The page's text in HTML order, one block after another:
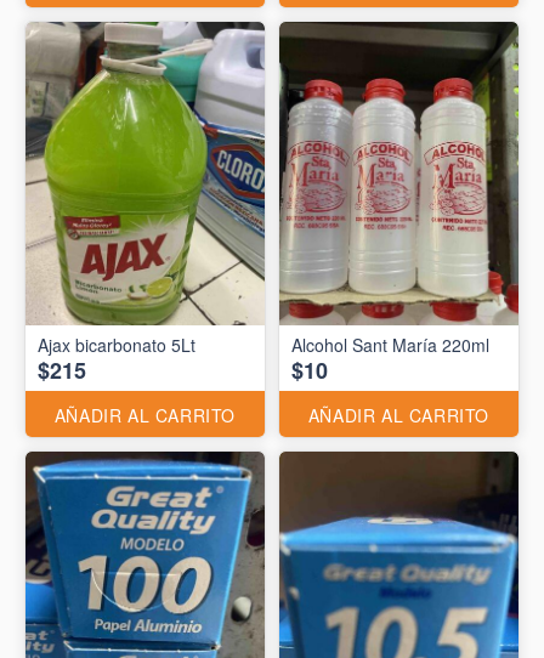
Ajax bicarbonato 5Lt
$215
AÑADIR AL CARRITO
Alcohol Sant María 220ml
$10
AÑADIR AL CARRITO